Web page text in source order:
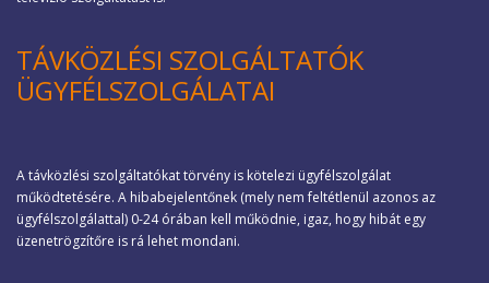
TÁVKÖZLÉSI SZOLGÁLTATÓK
ÜGYFÉLSZOLGÁLATAI
A távközlési szolgáltatókat törvény is kötelezi ügyfélszolgálat
működtetésére. A hibabejelentőnek (mely nem feltétlenül azonos az
ügyfélszolgálattal) 0-24 órában kell működnie, igaz, hogy hibát egy
üzenetrögzítőre is rá lehet mondani.